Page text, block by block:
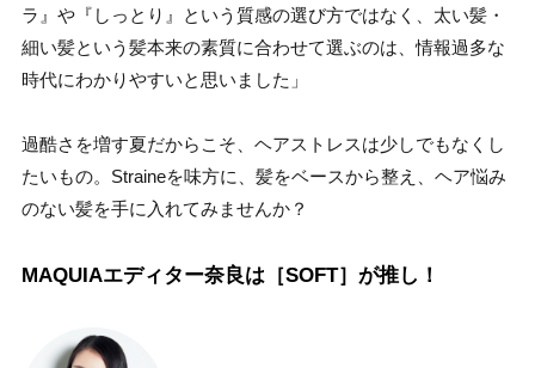
ラ』や『しっとり』という質感の選び方ではなく、太い髪・
細い髪という髪本来の素質に合わせて選ぶのは、情報過多な
時代にわかりやすいと思いました」
過酷さを増す夏だからこそ、ヘアストレスは少しでもなくし
たいもの。Straineを味方に、髪をベースから整え、ヘア悩み
のない髪を手に入れてみませんか？
MAQUIAエディター奈良は［SOFT］が推し！